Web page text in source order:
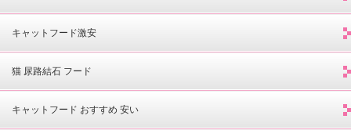
キャットフード激安
猫 尿路結石 フード
キャットフード おすすめ 安い